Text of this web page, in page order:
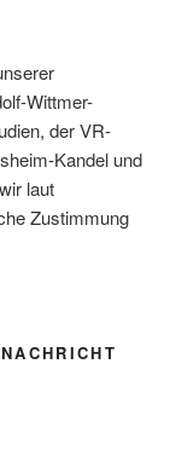
Wittmer-
der VR-
Kandel und
laut
Zustimmung